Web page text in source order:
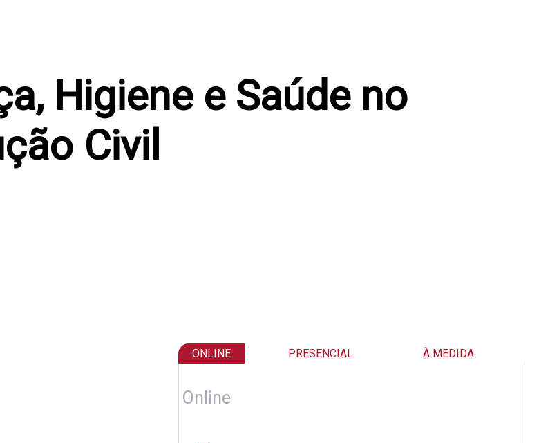
Higiene e Saúde no
Civil
ONLINE PRESENCIAL À MEDIDA
Online